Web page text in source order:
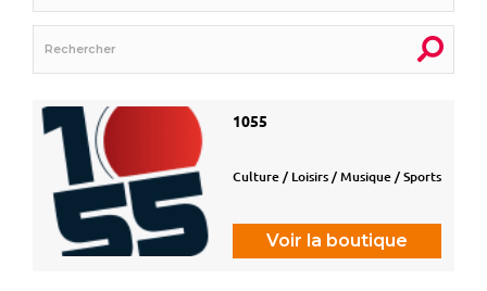
1055
Culture / Loisirs / Musique / Sports
Voir la boutique